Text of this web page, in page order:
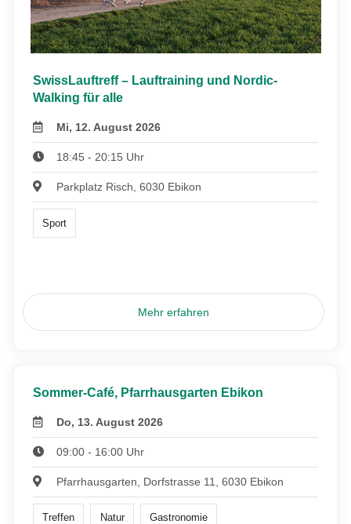
SwissLauftreff – Lauftraining und Nordic-
Walking für alle
Mi, 12. August 2026
18:45 - 20:15 Uhr
Parkplatz Risch, 6030 Ebikon
Sport
Mehr erfahren
Sommer-Café, Pfarrhausgarten Ebikon
Do, 13. August 2026
09:00 - 16:00 Uhr
Pfarrhausgarten, Dorfstrasse 11, 6030 Ebikon
Treffen Natur Gastronomie